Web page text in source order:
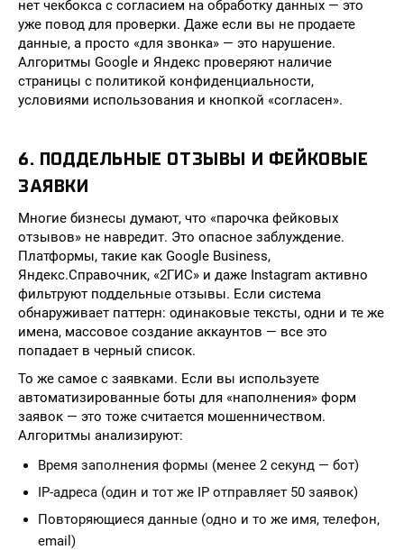
нет чекбокса с согласием на обработку данных — это
уже повод для проверки. Даже если вы не продаете
данные, а просто «для звонка» — это нарушение.
Алгоритмы Google и Яндекс проверяют наличие
страницы с политикой конфиденциальности,
условиями использования и кнопкой «согласен».
6. ПОДДЕЛЬНЫЕ ОТЗЫВЫ И ФЕЙКОВЫЕ
ЗАЯВКИ
Многие бизнесы думают, что «парочка фейковых
отзывов» не навредит. Это опасное заблуждение.
Платформы, такие как Google Business,
Яндекс.Справочник, «2ГИС» и даже Instagram активно
фильтруют поддельные отзывы. Если система
обнаруживает паттерн: одинаковые тексты, одни и те же
имена, массовое создание аккаунтов — все это
попадает в черный список.
То же самое с заявками. Если вы используете
автоматизированные боты для «наполнения» форм
заявок — это тоже считается мошенничеством.
Алгоритмы анализируют:
Время заполнения формы (менее 2 секунд — бот)
IP-адреса (один и тот же IP отправляет 50 заявок)
Повторяющиеся данные (одно и то же имя, телефон,
email)